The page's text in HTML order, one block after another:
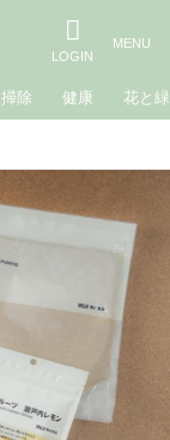
掃除 健康 花と緑